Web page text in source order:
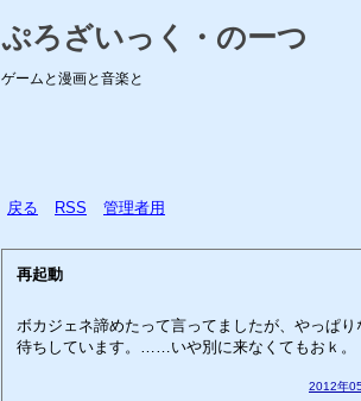
ぷろざいっく・のーつ
ゲームと漫画と音楽と
戻る RSS 管理者用
再起動
ボカジェネ諦めたって言ってましたが、やっぱ
待ちしています。……いや別に来なくてもおｋ。
2012年